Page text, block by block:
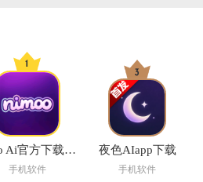
nimoo Ai官方下载安装
手机软件
夜色AIapp下载
手机软件